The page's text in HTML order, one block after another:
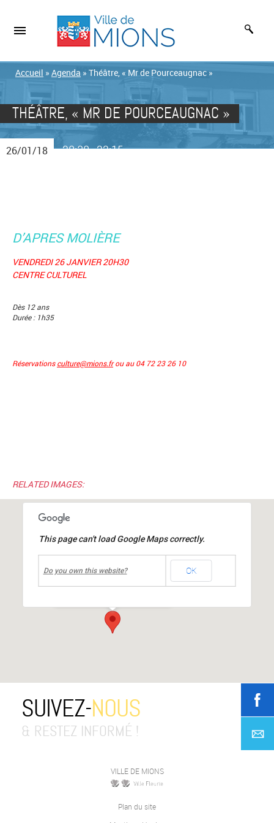
Accueil » Agenda » Théâtre, « Mr de Pourceaugnac »
THÉÂTRE, « MR DE POURCEAUGNAC »
26/01/18 20:30-22:15
D’APRES MOLIÈRE
VENDREDI 26 JANVIER 20H30
CENTRE CULTUREL
Dès 12 ans
Durée : 1h35
Réservationsculture@mions.frou au 04 72 23 26 10
RELATED IMAGES:
Centre culturel Jean MOULIN
This page can't load Google Maps correctly.
Do you own this website? OK
SUIVEZ-NOUS
& RESTEZ INFORMÉ !
VILLE DE MIONS
Plan du site